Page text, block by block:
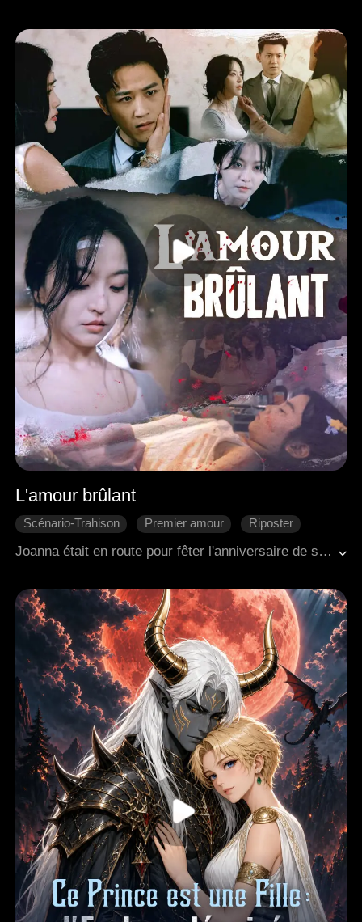
L'amour brûlant
Scénario-Trahison Premier amour
Riposter
Romance moderne
Joanna était en route pour fêter l'anniversaire de son mari Anthony lorsqu'un tragique accident de voiture s'est produit, mêlant elle et leur fille Kaylee. Dans le chaos, Anthony s'est concentré uniquement sur son ancienne flamme, délaissant les appels à l'aide de Joanna et négligeant la situation désespérée de Kaylee. Ce mépris insensible a fait manquer à Kaylee des moments cruciaux pour la sauver, ce qui l'a finalement conduite à une mort prématurée.